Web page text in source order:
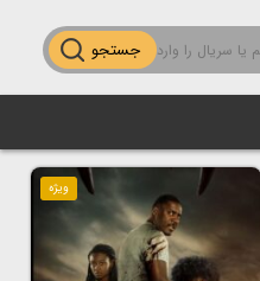
جستجو
ویژه